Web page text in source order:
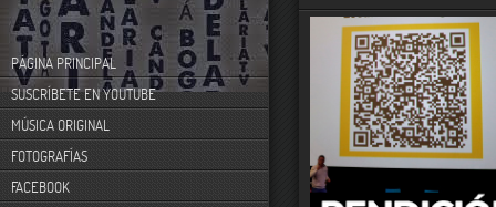
PÁGINA PRINCIPAL
SUSCRÍBETE EN YOUTUBE
MÚSICA ORIGINAL
FOTOGRAFÍAS
FACEBOOK